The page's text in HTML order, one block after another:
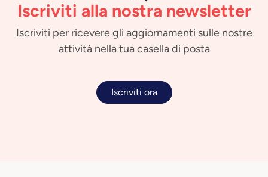
Iscriviti alla nostra newsletter
Iscriviti per ricevere gli aggiornamenti sulle nostre
attività nella tua casella di posta
Iscriviti ora